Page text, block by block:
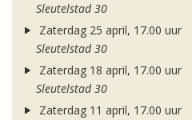
Sleutelstad 30
Zaterdag 25 april, 17.00 uur
Sleutelstad 30
Zaterdag 18 april, 17.00 uur
Sleutelstad 30
Zaterdag 11 april, 17.00 uur